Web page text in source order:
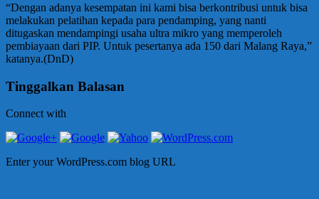
“Dengan adanya kesempatan ini kami bisa berkontribusi untuk bisa
melakukan pelatihan kepada para pendamping, yang nanti
ditugaskan mendampingi usaha ultra mikro yang memperoleh
pembiayaan dari PIP. Untuk pesertanya ada 150 dari Malang Raya,”
katanya.(DnD)
Tinggalkan Balasan
Connect with
Enter your WordPress.com blog URL